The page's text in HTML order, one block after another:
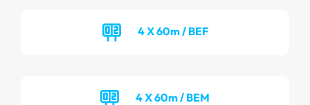
4 X 60m / BEF
4 X 60m / BEM